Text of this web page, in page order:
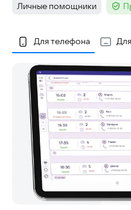
Тег:
Личные помощники Тег :
Скриншоты
Для телефона